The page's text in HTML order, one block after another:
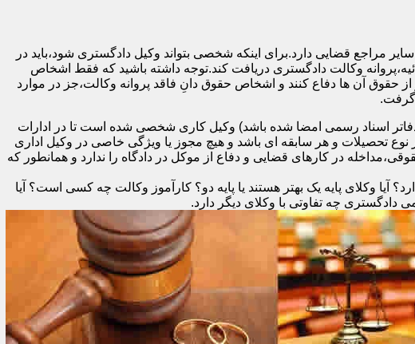
مراجع قضایی دارد.برای اینکه شخصی بتواند وکیل دادگستری شود،باید در
وکالت دادگستری دریافت کند.توجه داشته باشید که فقط اشخاص
حقوق آن ها دفاع کنند و اشخاص حقوق دانِ فاقد پروانه وکالت،جز در موارد
گرفت.
اسناد رسمی امضا شده باشد) وکیل کاری شخصی شده است تا در ادارات
نوع تحصیلات و هر سابقه ای باشد و هیچ مجوز یا ویژگی خاصی در وکیل اداری
در کارهای قضایی و دفاع از موکل در دادگاه را ندارد و همانطور که
وکلای پایه یک بهتر هستند یا پایه دو؟ کارآموز وکالت چه کسی است؟ آیا
چه تفاوتی با وکلای دیگر دارد.